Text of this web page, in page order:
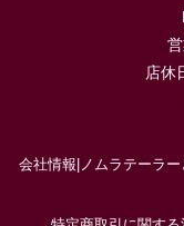
店休
会社情報 ノムラテーラー